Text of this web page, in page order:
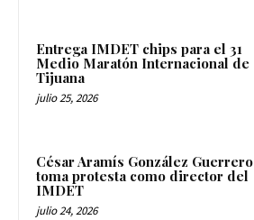
Entrega IMDET chips para el 31
Medio Maratón Internacional de
Tijuana
julio 25, 2026
César Aramís González Guerrero
toma protesta como director del
IMDET
julio 24, 2026